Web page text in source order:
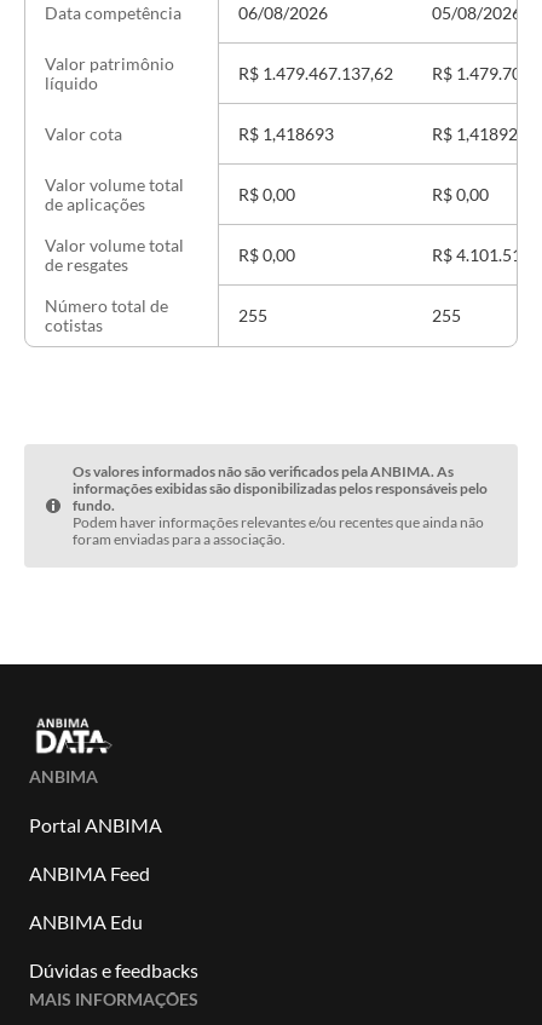
Data competência
Valor patrimônio
líquido
Valor cota
Valor volume total
de aplicações
Valor volume total
de resgates
Número total de
cotistas
06/08/2026
R$ 1.479.467.137,62
R$ 1,418693
R$ 0,00
R$ 0,00
255
05/08/2026
R$
R$ 1,418923
R$ 0,00
R$
255
Os valores informados não são verificados pela ANBIMA. As
informações exibidas são disponibilizadas pelos responsáveis pelo
fundo.
Podem haver informações relevantes e/ou recentes que ainda não
foram enviadas para a associação.
ANBIMA
Portal ANBIMA
ANBIMA Feed
ANBIMA Edu
Dúvidas e feedbacks
MAIS INFORMAÇÕES